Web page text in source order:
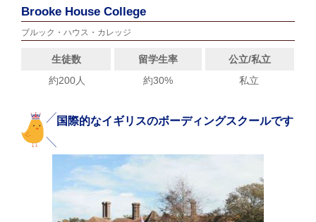
Brooke House College
ブルック・ハウス・カレッジ
生徒数 留学生率
公立/私立
約200人
約30% 私立
国際的なイギリスのボーディングスクールです